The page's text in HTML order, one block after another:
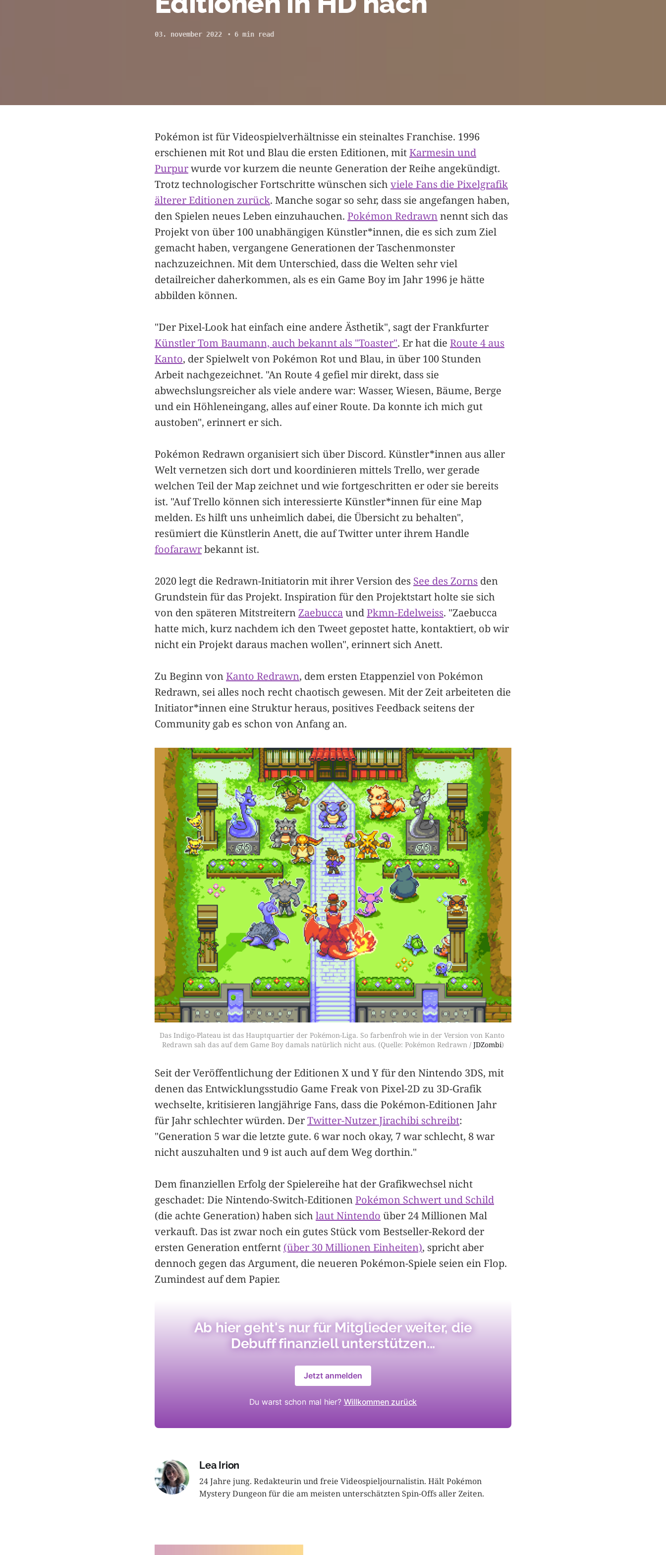
03. november 2022 6 min read
Pokémon ist für Videospielverhältnisse ein steinaltes Franchise. 1996
erschienen mit Rot und Blau die ersten Editionen, mitKarmesin und
Purpurwurde vor kurzem die neunte Generation der Reihe angekündigt.
Trotz technologischer Fortschritte wünschen sichviele Fans die Pixelgrafik
älterer Editionen zurück. Manche sogar so sehr, dass sie angefangen haben,
den Spielen neues Leben einzuhauchen. Pokémon Redrawnnennt sich das
Projekt von über 100 unabhängigen Künstler*innen, die es sich zum Ziel
gemacht haben, vergangene Generationen der Taschenmonster
nachzuzeichnen. Mit dem Unterschied, dass die Welten sehr viel
detailreicher daherkommen, als es ein Game Boy im Jahr 1996 je hätte
abbilden können.
"Der Pixel-Look hat einfach eine andere Ästhetik", sagt der Frankfurter
Künstler Tom Baumann, auch bekannt als "Toaster". Er hat die Route 4 aus
Kanto, der Spielwelt von Pokémon Rot und Blau, in über 100 Stunden
Arbeit nachgezeichnet. "An Route 4 gefiel mir direkt, dass sie
abwechslungsreicher als viele andere war: Wasser, Wiesen, Bäume, Berge
und ein Höhleneingang, alles auf einer Route. Da konnte ich mich gut
austoben", erinnert er sich.
Pokémon Redrawn organisiert sich über Discord. Künstler*innen aus aller
Welt vernetzen sich dort und koordinieren mittels Trello, wer gerade
welchen Teil der Map zeichnet und wie fortgeschritten er oder sie bereits
ist. "Auf Trello können sich interessierte Künstler*innen für eine Map
melden. Es hilft uns unheimlich dabei, die Übersicht zu behalten",
resümiert die Künstlerin Anett, die auf Twitter unter ihrem Handle
foofarawrbekannt ist.
2020 legt die Redrawn-Initiatorin mit ihrer Version des See des Zorns den
Grundstein für das Projekt. Inspiration für den Projektstart holte sie sich
von den späteren MitstreiternZaebuccaundPkmn-Edelweiss. "Zaebucca
hatte mich, kurz nachdem ich den Tweet gepostet hatte, kontaktiert, ob wir
nicht ein Projekt daraus machen wollen", erinnert sich Anett.
Zu Beginn vonKanto Redrawn, dem ersten Etappenziel von Pokémon
Redrawn, sei alles noch recht chaotisch gewesen. Mit der Zeit arbeiteten die
Initiator*innen eine Struktur heraus, positives Feedback seitens der
Community gab es schon von Anfang an.
Das Indigo-Plateau ist das Hauptquartier der Pokémon-Liga. So farbenfroh wie in der Version von Kanto
Redrawn sah das auf dem Game Boy damals natürlich nicht aus. (Quelle: Pokémon Redrawn / JDZombi)
Seit der Veröffentlichung der Editionen X und Y für den Nintendo 3DS, mit
denen das Entwicklungsstudio Game Freak von Pixel-2D zu 3D-Grafik
wechselte, kritisieren langjährige Fans, dass die Pokémon-Editionen Jahr
für Jahr schlechter würden. DerTwitter-Nutzer Jirachibi schreibt:
"Generation 5 war die letzte gute. 6 war noch okay, 7 war schlecht, 8 war
nicht auszuhalten und 9 ist auch auf dem Weg dorthin."
Dem finanziellen Erfolg der Spielereihe hat der Grafikwechsel nicht
geschadet: Die Nintendo-Switch-EditionenPokémon Schwert und Schild
(die achte Generation) haben sichlaut Nintendo über 24 Millionen Mal
verkauft. Das ist zwar noch ein gutes Stück vom Bestseller-Rekord der
ersten Generation entfernt (über 30 Millionen Einheiten), spricht aber
dennoch gegen das Argument, die neueren Pokémon-Spiele seien ein Flop.
Zumindest auf dem Papier.
Ab hier geht's nur für Mitglieder weiter, die
Debuff finanziell unterstützen...
Jetzt anmelden
Du warst schon mal hier? Willkommen zurück
Lea Irion
24 Jahre jung. Redakteurin und freie Videospieljournalistin. Hält Pokémon
Mystery Dungeon für die am meisten unterschätzten Spin-Offs aller Zeiten.